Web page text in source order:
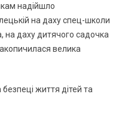
надійшло
на даху спец-школи
на даху дитячого садочка
велика
життя дітей та